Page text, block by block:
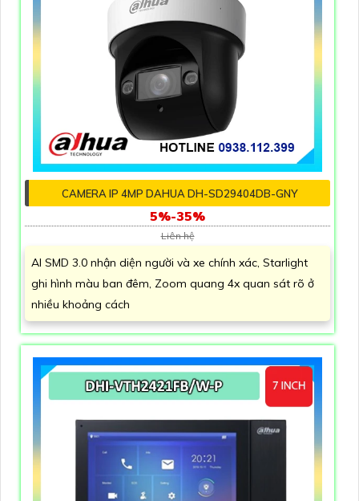
CAMERA IP 4MP DAHUA DH-SD29404DB-GNY
5%-35%
Liên hệ
AI SMD 3.0 nhận diện người và xe chính xác, Starlight
ghi hình màu ban đêm, Zoom quang 4x quan sát rõ ở
nhiều khoảng cách